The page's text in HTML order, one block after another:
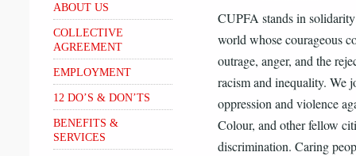
CUPFA stands in
world whose courageous
outrage, anger, and the
racism and inequality. We
oppression and violence
Colour, and other fellow
discrimination. Caring
ABOUT US
COLLECTIVE
AGREEMENT
EMPLOYMENT
12 DO’S & DON’TS
BENEFITS &
SERVICES